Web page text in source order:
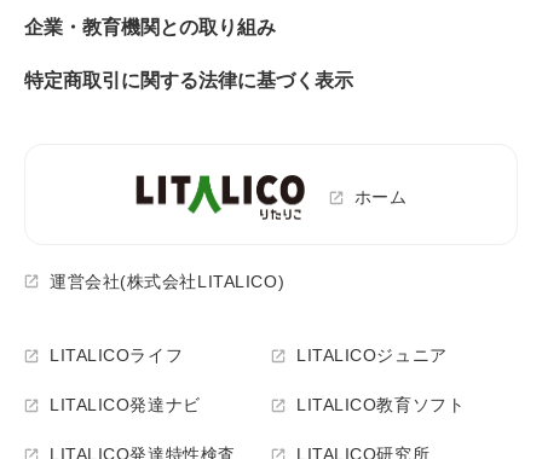
企業・教育機関との取り組み
特定商取引に関する法律に基づく表示
ホーム
運営会社(株式会社LITALICO)
LITALICOライフ LITALICOジュニア
LITALICO発達ナビ LITALICO教育ソフト
LITALICO発達特性検査 LITALICO研究所